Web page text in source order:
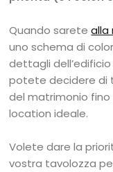
Quando saretealla
uno schema di
dettagli
potete decidere di
del matrimonio
location ideale.
Volete dare la
vostra tavolozza